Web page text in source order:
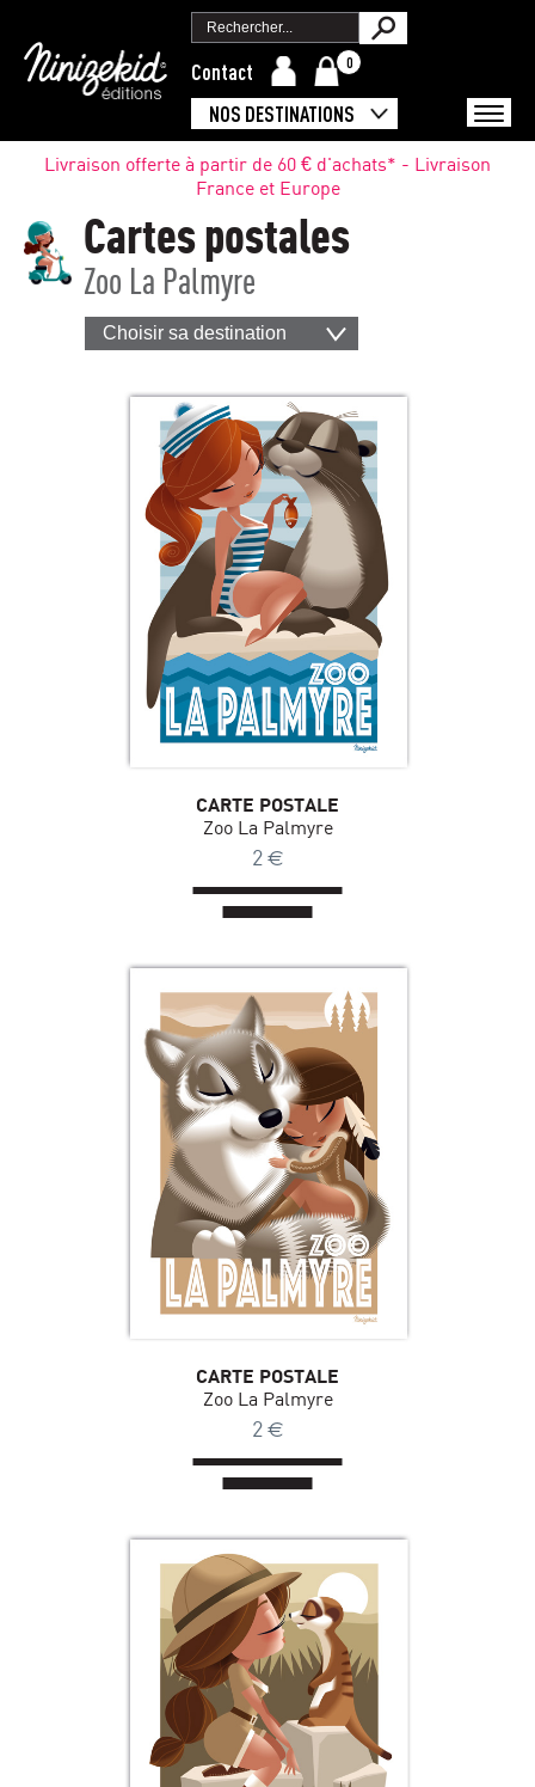
Contact 0
NOS DESTINATIONS
Livraison offerte à partir de 60 € d'achats* - Livraison
France et Europe
Cartes postales
Zoo La Palmyre
Choisir sa destination
CARTE POSTALE
Zoo La Palmyre
2 €
CARTE POSTALE
Zoo La Palmyre
2 €